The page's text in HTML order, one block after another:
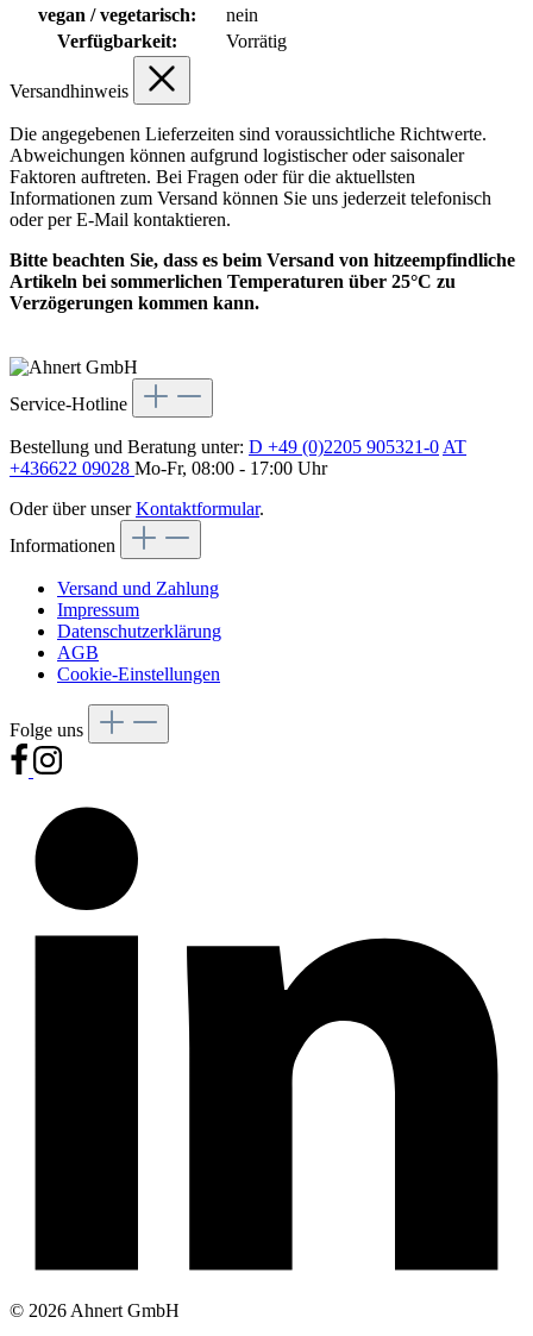
vegan / vegetarisch:
nein
Verfügbarkeit:
Vorrätig
Versandhinweis
Die angegebenen Lieferzeiten sind voraussichtliche Richtwerte.
Abweichungen können aufgrund logistischer oder saisonaler
Faktoren auftreten. Bei Fragen oder für die aktuellsten
Informationen zum Versand können Sie uns jederzeit telefonisch
oder per E-Mail kontaktieren.
Bitte beachten Sie, dass es beim Versand von hitzeempfindliche
Artikeln bei sommerlichen Temperaturen über 25°C zu
Verzögerungen kommen kann.
Service-Hotline
Bestellung und Beratung unter: D +49 (0)2205 905321-0 AT
+436622 09028 Mo-Fr, 08:00 - 17:00 Uhr
Oder über unserKontaktformular.
Informationen
Versand und Zahlung
Impressum
Datenschutzerklärung
AGB
Cookie-Einstellungen
Folge uns
© 2026 Ahnert GmbH